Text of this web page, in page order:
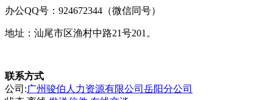
办公QQ号：924672344（微信同号）
地址：汕尾市区渔村中路21号201。
联系方式
公司:广州骏伯人力资源有限公司岳阳分公司